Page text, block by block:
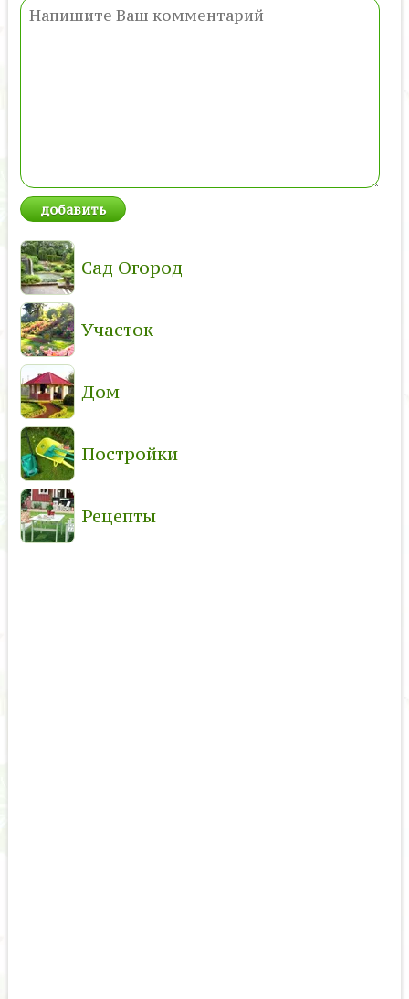
Сад Огород
Участок
Дом
Постройки
Рецепты